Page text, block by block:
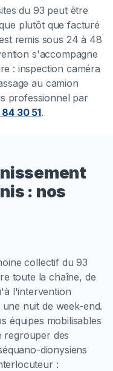
du 93 peut être
plutôt que facturé
remis sous 24 à 48
s'accompagne
: inspection caméra
au camion
professionnel par
30 51.
: nos
collectif du 93
toute la chaîne, de
l'intervention
nuit de week-end.
équipes mobilisables
regrouper des
dionysiens
: